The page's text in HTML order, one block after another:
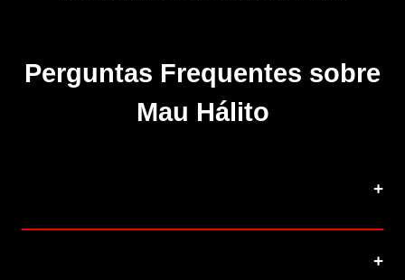
Perguntas Frequentes sobre
Mau Hálito